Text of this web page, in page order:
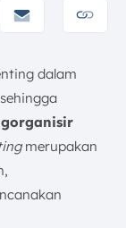
Bisnis di
yang
dalam
merupakan